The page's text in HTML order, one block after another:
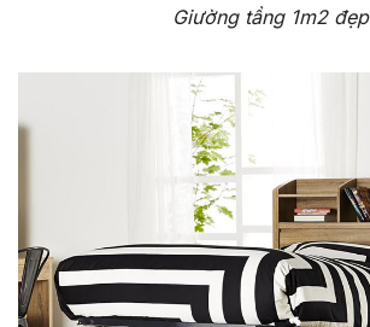
Giường tầng 1m2 đẹp